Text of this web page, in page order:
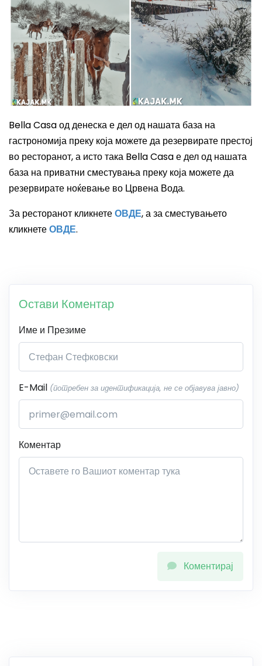
Bella Casaод денеска е дел од нашата база на
гастрономија преку која можете да резервирате престој
во ресторанот, а исто така Bella Casaе дел од нашата
база на приватни сместувања преку која можете да
резервирате ноќевање во Црвена Вода.
За ресторанот кликнетеОВДЕ, а за сместувањето
кликнетеОВДЕ.
Остави Коментар
Име и Презиме
E-Mail (потребен за идентификација, не се објавува јавно)
Коментар
Коментирај